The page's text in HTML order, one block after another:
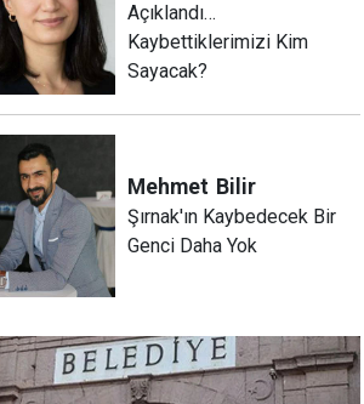
Açıklandı…
Kaybettiklerimizi Kim
Sayacak?
Mehmet Bilir
Şırnak'ın Kaybedecek Bir
Genci Daha Yok